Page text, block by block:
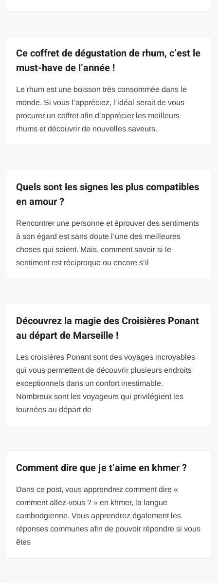
Ce coffret de dégustation de rhum, c’est le
must-have de l’année !
Le rhum est une boisson très consommée dans le
monde. Si vous l’appréciez, l’idéal serait de vous
procurer un coffret afin d’apprécier les meilleurs
rhums et découvrir de nouvelles saveurs.
Quels sont les signes les plus compatibles
en amour ?
Rencontrer une personne et éprouver des sentiments
à son égard est sans doute l’une des meilleures
choses qui soient. Mais, comment savoir si le
sentiment est réciproque ou encore s’il
Découvrez la magie des Croisières Ponant
au départ de Marseille !
Les croisières Ponant sont des voyages incroyables
qui vous permettent de découvrir plusieurs endroits
exceptionnels dans un confort inestimable.
Nombreux sont les voyageurs qui privilégient les
tournées au départ de
Comment dire que je t’aime en khmer ?
Dans ce post, vous apprendrez comment dire «
comment allez-vous ? » en khmer, la langue
cambodgienne. Vous apprendrez également les
réponses communes afin de pouvoir répondre si vous
êtes